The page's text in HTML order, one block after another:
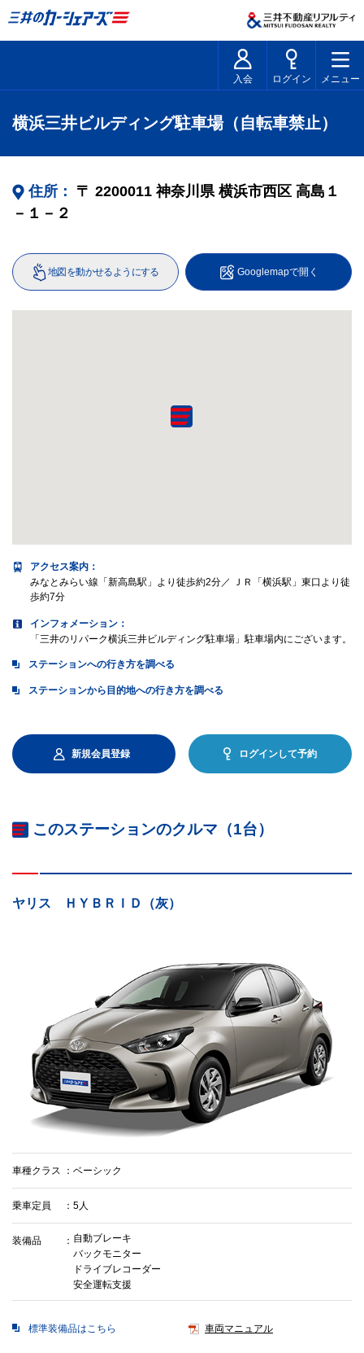
入会 ログイン メニュー
横浜三井ビルディング駐車場（自転車禁止）
住所： 〒 2200011 神奈川県 横浜市西区 高島１
－１－２
地図を動かせるようにする Googlemapで開く
アクセス案内 ：
みなとみらい線「新高島駅」より徒歩約2分／ ＪＲ「横浜駅」東口より徒
歩約7分
インフォメーション：
「三井のリパーク横浜三井ビルディング駐車場」駐車場内にございます。
ステーションへの行き方を調べる
ステーションから目的地への行き方を調べる
新規会員登録 ログインして予約
このステーションのクルマ（1台）
ヤリス ＨＹＢＲＩＤ（灰）
車種クラス ベーシック
乗車定員 5人
装備品
自動ブレーキ
バックモニター
ドライブレコーダー
安全運転支援
標準装備品はこちら 車両マニュアル